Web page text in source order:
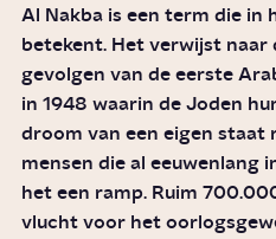
Al Nakba is een term die in
betekent. Het verwijst naar
gevolgen van de eerste
in 1948 waarin de Joden
droom van een eigen staat
mensen die al eeuwenlang
het een ramp. Ruim
vlucht voor het